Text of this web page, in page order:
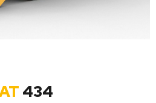
434